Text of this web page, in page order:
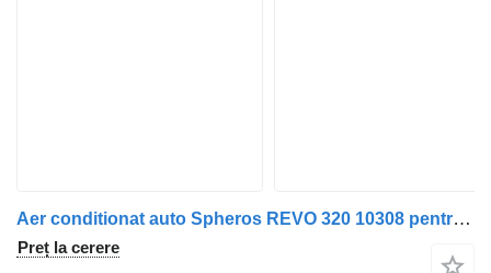
Aer conditionat auto Spheros REVO 320 10308 pentru autobuz MAN A21 Lions City
Preț la cerere